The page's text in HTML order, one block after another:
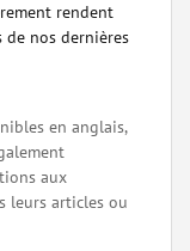
rendent
de nos dernières
en anglais,
aux
leurs articles ou